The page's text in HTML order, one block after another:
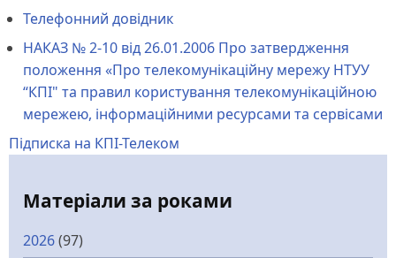
Телефонний довідник
НАКАЗ № 2-10 від 26.01.2006 Про затвердження
положення «Про телекомунікаційну мережу НТУУ
“КПІ" та правил користування телекомунікаційною
мережею, інформаційними ресурсами та сервісами
Підписка на КПІ-Телеком
Матеріали за роками
2026(97)